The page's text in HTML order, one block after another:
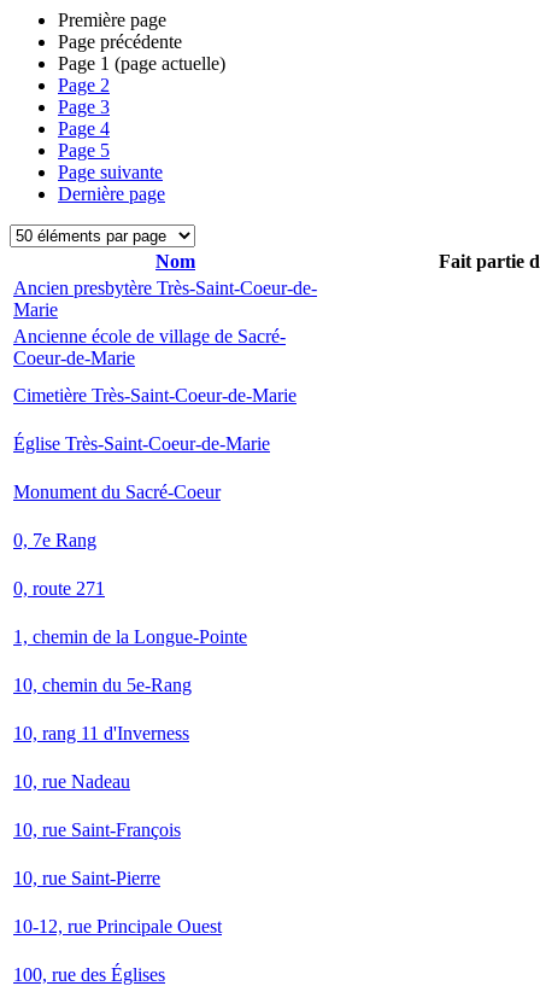
Première page
Page précédente
Page 1 (page actuelle)
Page 2
Page 3
Page 4
Page 5
Page suivante
Dernière page
Nom
Fait partie
Ancien presbytère Très-Saint-Coeur-de-
Marie
Ancienne école de village de Sacré-
Coeur-de-Marie
Cimetière Très-Saint-Coeur-de-Marie
Église Très-Saint-Coeur-de-Marie
Monument du Sacré-Coeur
0, 7e Rang
0, route 271
1, chemin de la Longue-Pointe
10, chemin du 5e-Rang
10, rang 11 d'Inverness
10, rue Nadeau
10, rue Saint-François
10, rue Saint-Pierre
10-12, rue Principale Ouest
100, rue des Églises